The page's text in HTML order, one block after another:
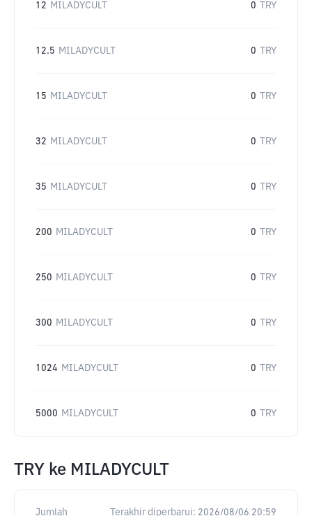
12 MILADYCULT 0 TRY
12.5 MILADYCULT 0 TRY
15 MILADYCULT 0 TRY
32 MILADYCULT 0 TRY
35 MILADYCULT 0 TRY
200 MILADYCULT 0 TRY
250 MILADYCULT 0 TRY
300 MILADYCULT 0 TRY
1024 MILADYCULT 0 TRY
5000 MILADYCULT 0 TRY
TRY ke MILADYCULT
Jumlah Terakhir diperbarui: 2026/08/06 20:59